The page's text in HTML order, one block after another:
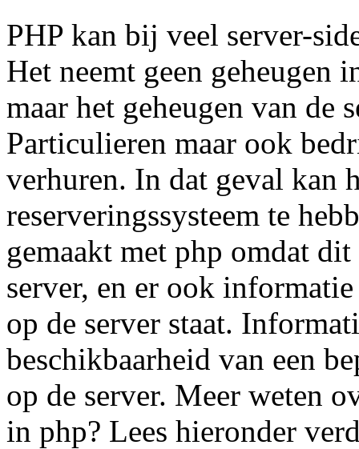
PHP kan bij veel server-
Het neemt geen geheugen
maar het geheugen van de
Particulieren maar ook
verhuren. In dat geval kan
reserveringssysteem te
gemaakt met php omdat
server, en er ook
op de server staat.
beschikbaarheid van een
op de server. Meer weten
in php? Lees hieronder